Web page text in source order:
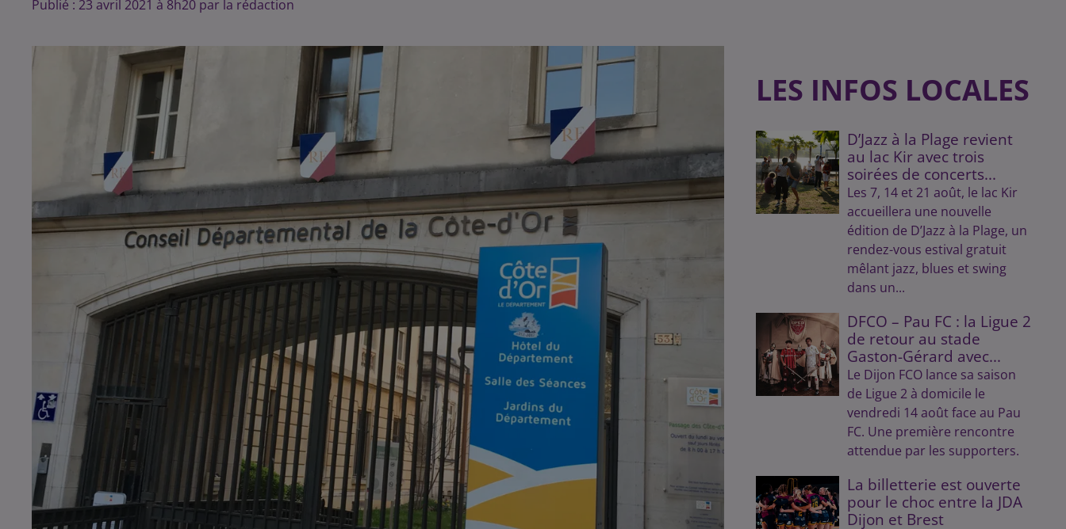
Publié : 23 avril 2021 à 8h20 par la rédaction
LES INFOS LOCALES
D’Jazz à la Plage revient
au lac Kir avec trois
soirées de concerts...
Les 7, 14 et 21 août, le lac Kir
accueillera une nouvelle
édition de D’Jazz à la Plage, un
rendez-vous estival gratuit
mêlant jazz, blues et swing
dans un...
DFCO – Pau FC : la Ligue 2
de retour au stade
Gaston-Gérard avec...
Le Dijon FCO lance sa saison
de Ligue 2 à domicile le
vendredi 14 août face au Pau
FC. Une première rencontre
attendue par les supporters.
La billetterie est ouverte
pour le choc entre la JDA
Dijon et Brest